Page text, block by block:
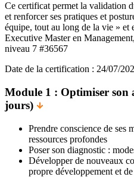
Ce certificat permet la validation
et renforcer ses pratiques et
équipe, tout au long de la vie »
Executive Master en
niveau 7 #36567
Date de la certification : 24/07/
Module 1 : Optimiser son
jours)
Prendre conscience de ses
ressources profondes
Poser son diagnostic :
Développer de nouveaux
propre développement et